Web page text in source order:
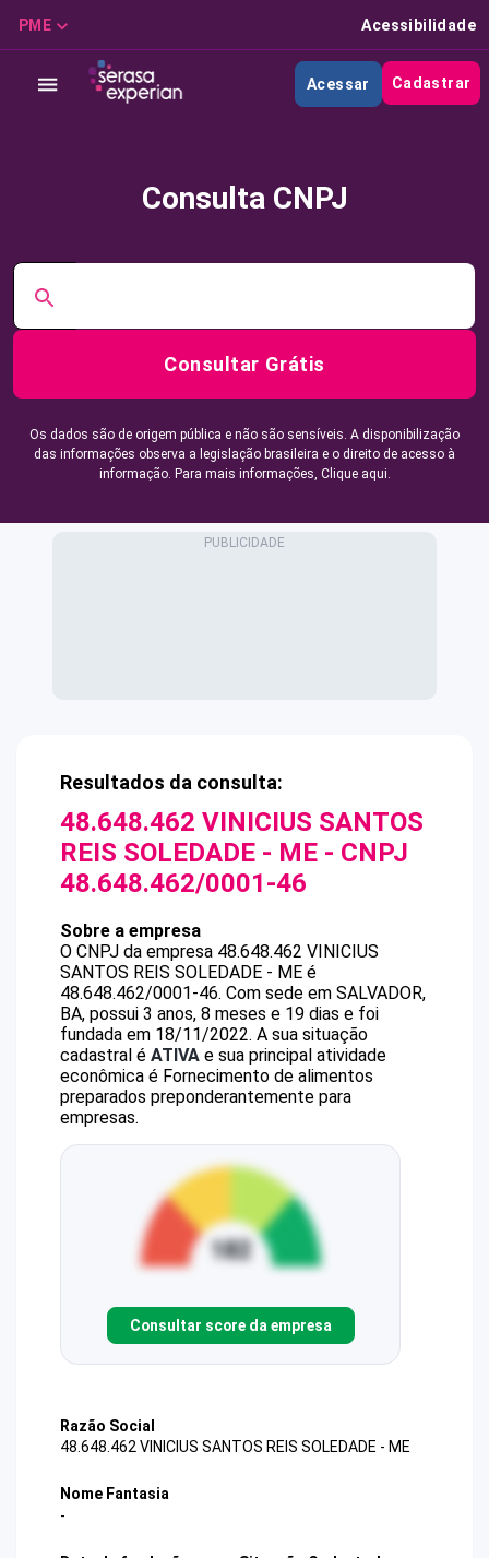
PME Acessibilidade
Acessar Cadastrar
Consulta CNPJ
Consultar Grátis
Os dados são de origem pública e não são sensíveis. A disponibilização
das informações observa a legislação brasileira e o direito de acesso à
informação. Para mais informações, Clique aqui.
Resultados da consulta:
48.648.462 VINICIUS SANTOS
REIS SOLEDADE - ME - CNPJ
48.648.462/0001-46
Sobre a empresa
O CNPJ da empresa 48.648.462 VINICIUS
SANTOS REIS SOLEDADE - ME é
48.648.462/0001-46. Com sede em SALVADOR,
BA, possui 3 anos, 8 meses e 19 dias e foi
fundada em 18/11/2022. A sua situação
cadastral é ATIVA e sua principal atividade
econômica é Fornecimento de alimentos
preparados preponderantemente para
empresas.
Consultar score da empresa
Razão Social
48.648.462 VINICIUS SANTOS REIS SOLEDADE - ME
Nome Fantasia
-